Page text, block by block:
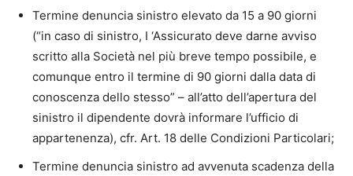
Termine denuncia sinistro elevato da 15 a 90 giorni
(“in caso di sinistro, I ‘Assicurato deve darne avviso
scritto alla Società nel più breve tempo possibile, e
comunque entro il termine di 90 giorni dalla data di
conoscenza dello stesso” – all’atto dell’apertura del
sinistro il dipendente dovrà informare l’ufficio di
appartenenza), cfr. Art. 18 delle Condizioni Particolari;
Termine denuncia sinistro ad avvenuta scadenza della